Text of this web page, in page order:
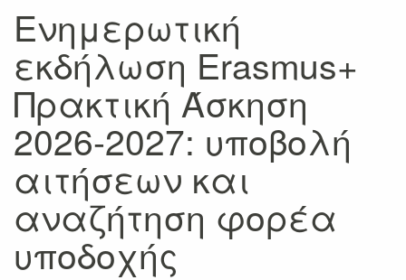
Ενημερωτική
εκδήλωση Erasmus+
Πρακτική Άσκηση
2026-2027: υποβολή
αιτήσεων και
αναζήτηση φορέα
υποδοχής